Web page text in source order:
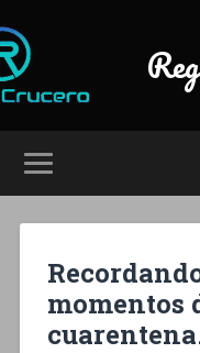
momentos